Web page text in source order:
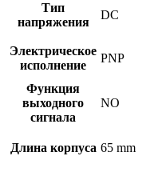
Тип
напряжения
DC
Электрическое
исполнение
PNP
Функция
выходного
сигнала
NO
Длина корпуса 65 mm